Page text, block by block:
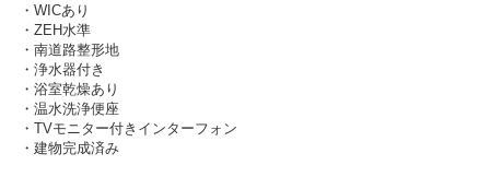
・WICあり
・ZEH水準
・南道路整形地
・浄水器付き
・浴室乾燥あり
・温水洗浄便座
・TVモニター付きインターフォン
・建物完成済み